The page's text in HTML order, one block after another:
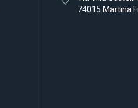
74015 Martina